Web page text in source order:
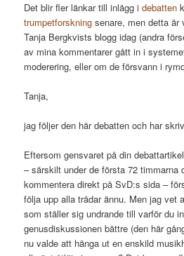
Det blir fler länkar till inlägg idebatten
trumpetforskning senare, men detta är
Tanja Bergkvists blogg idag (andra
av mina kommentarer gått in i
moderering, eller om de försvann i
Tanja,
jag följer den här debatten och har
Eftersom gensvaret på din
– särskilt under de första 72 timmarna
kommentera direkt på SvD:s sida –
följa upp alla trådar ännu. Men jag vet
som ställer sig undrande till varför du
genusdiskussionen bättre (den här
nu valde att hänga ut en enskild